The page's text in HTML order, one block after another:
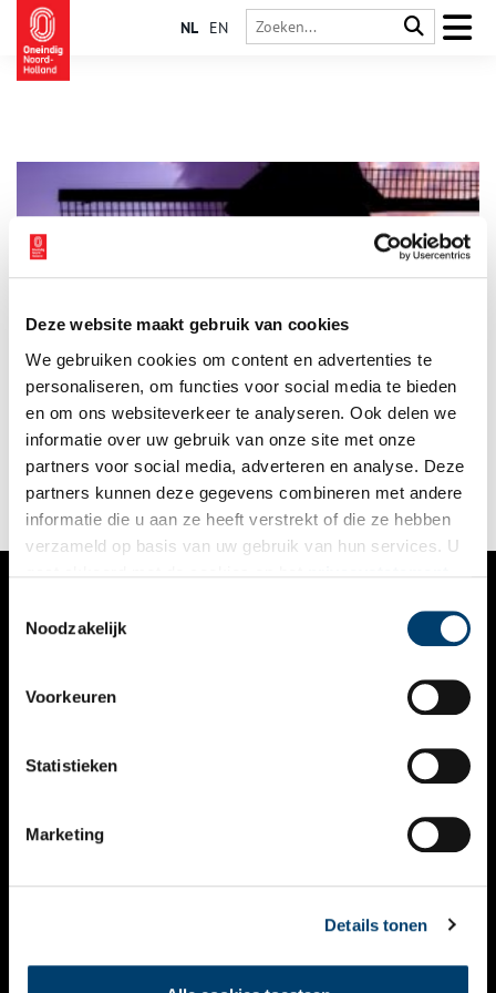
Deze website maakt gebruik van cookies
We gebruiken cookies om content en advertenties te
personaliseren, om functies voor social media te bieden
en om ons websiteverkeer te analyseren. Ook delen we
informatie over uw gebruik van onze site met onze
partners voor social media, adverteren en analyse. Deze
partners kunnen deze gegevens combineren met andere
informatie die u aan ze heeft verstrekt of die ze hebben
verzameld op basis van uw gebruik van hun services. U
Noodzakelijk
Voorkeuren
Statistieken
Marketing
Details tonen
NL EN
De Hollandsche Molen organiseert in samenwerking met de
VriendenLoterij dit jaar de 14de editie van de VriendenLoterij
Molenprijs. Vier molens strijden om de hoofdprijs van €
75.000. Een prachtig bedrag waarmee een molendroom kan
worden gerealiseerd. De uitdaging voor de enthousiaste
vrijwilligers van deze molens is om zoveel mogelijk stemmen
te werven.
3 min
VERHALEN
KALENDER
THEMA’S
VIDEO’S
CONTACT